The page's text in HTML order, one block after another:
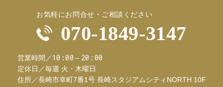
お気軽にお問合せ・ご相談ください
070-1849-3147
営業時間／10:00～20:00
定休日／毎週 火・木曜日
住所／長崎市幸町7番1号 長崎スタジアムシティNORTH 10F